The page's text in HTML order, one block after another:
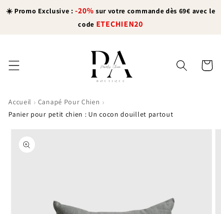
passer
☀️ Promo Exclusive :-20% sur votre commande dès 69€ avec le
code ETECHIEN20
Panier
Accueil › Canapé Pour Chien ›
Panier pour petit chien : Un cocon douillet partout
informations
produits